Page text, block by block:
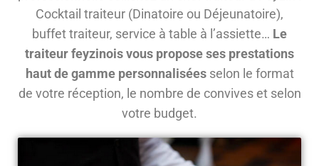
Cocktail traiteur (Dinatoire ou Déjeunatoire),
buffet traiteur, service à table à l’assiette… Le
traiteur feyzinois vous propose ses prestations
haut de gamme personnaliséesselon le format
de votre réception, le nombre de convives et selon
votre budget.